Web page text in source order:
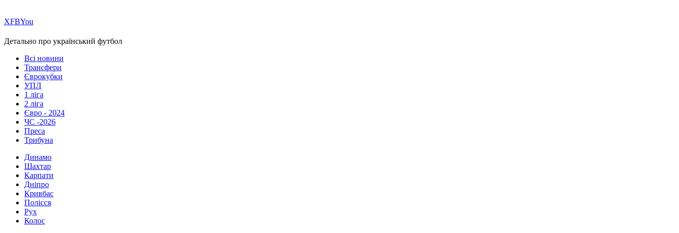
ХFBYou
Детально про український футбол
Всі новини
Трансфери
Єврокубки
УПЛ
1 ліга
2 ліга
Євро - 2024
ЧС -2026
Преса
Трибуна
Динамо
Шахтар
Карпати
Дніпро
Кривбас
Полісся
Рух
Колос